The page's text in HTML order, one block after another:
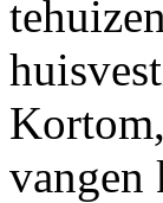
vangen